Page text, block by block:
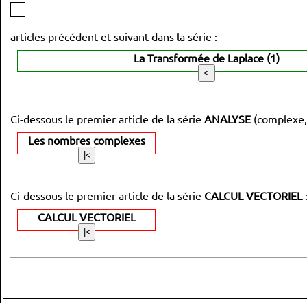
articles précédent et suivant dans la série :
La Transformée de Laplace (1)
Ci-dessous le premier article de la série ANALYSE
Les nombres complexes
Ci-dessous le premier article de la série CALCUL VECTORIEL:
CALCUL VECTORIEL